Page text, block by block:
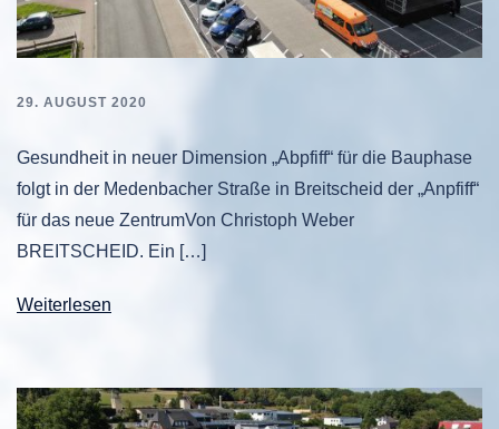
29. AUGUST 2020
Gesundheit in neuer Dimension „Abpfiff“ für die Bauphase
folgt in der Medenbacher Straße in Breitscheid der „Anpfiff“
für das neue ZentrumVon Christoph Weber
BREITSCHEID. Ein […]
Weiterlesen